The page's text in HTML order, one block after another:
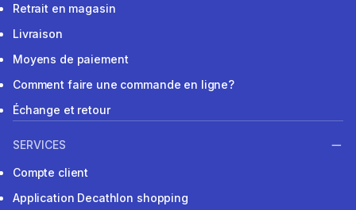
Retrait en magasin
Livraison
Moyens de paiement
Comment faire une commande en ligne?
Échange et retour
SERVICES
Compte client
Application Decathlon shopping